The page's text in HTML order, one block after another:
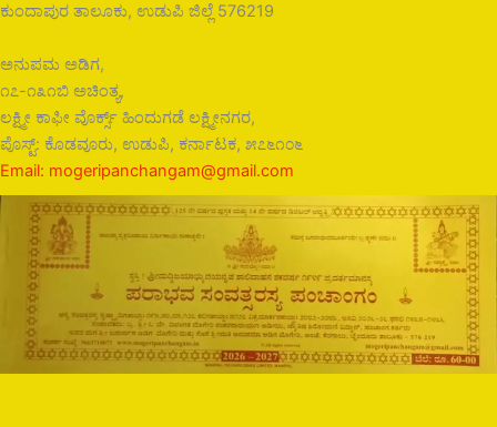
ಕುಂದಾಪುರ ತಾಲೂಕು, ಉಡುಪಿ ಜಿಲ್ಲೆ 576219
ಅನುಪಮ ಅಡಿಗ,
೧೭-೧೩೧ಬಿ ಅಚಿಂತ್ಯ,
ಲಕ್ಷ್ಮೀ ಕಾಫೀ ವೊರ್ಕ್ಸ್ ಹಿಂದುಗಡೆ ಲಕ್ಷ್ಮೀನಗರ,
ಪೊಸ್ಟ್: ಕೊಡವೂರು, ಉಡುಪಿ, ಕರ್ನಾಟಕ, ೫೭೬೧೦೬
Email: mogeripanchangam@gmail.com